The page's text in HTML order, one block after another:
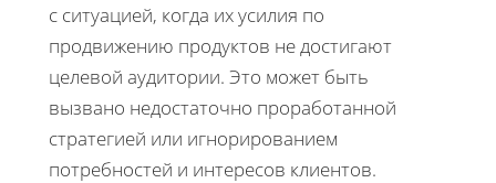
с ситуацией, когда их усилия по
продвижению продуктов не достигают
целевой аудитории. Это может быть
вызвано недостаточно проработанной
стратегией или игнорированием
потребностей и интересов клиентов.